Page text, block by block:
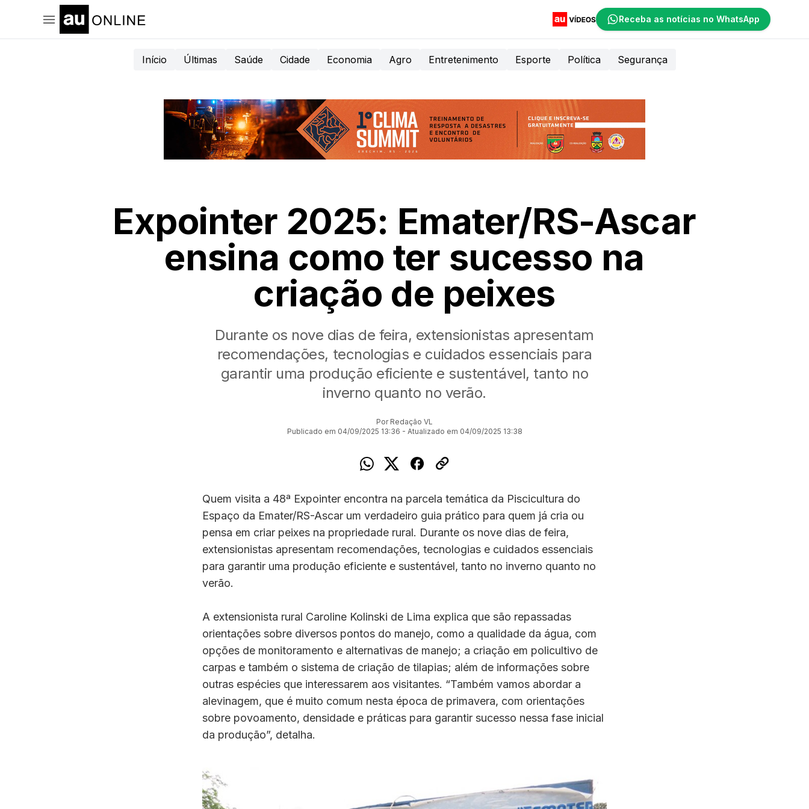
Receba as notícias no WhatsApp
Início Últimas Saúde Cidade Economia Agro Entretenimento Esporte Política Segurança
Expointer 2025: Emater/RS-Ascar
ensina como ter sucesso na
criação de peixes
Durante os nove dias de feira, extensionistas apresentam
recomendações, tecnologias e cuidados essenciais para
garantir uma produção eficiente e sustentável, tanto no
inverno quanto no verão.
Por Redação VL
Publicado em 04/09/2025 13:36 - Atualizado em 04/09/2025 13:38
Quem visita a 48ª Expointer encontra na parcela temática da Piscicultura do
Espaço da Emater/RS-Ascar um verdadeiro guia prático para quem já cria ou
pensa em criar peixes na propriedade rural. Durante os nove dias de feira,
extensionistas apresentam recomendações, tecnologias e cuidados essenciais
para garantir uma produção eficiente e sustentável, tanto no inverno quanto no
verão.
A extensionista rural Caroline Kolinski de Lima explica que são repassadas
orientações sobre diversos pontos do manejo, como a qualidade da água, com
opções de monitoramento e alternativas de manejo; a criação em policultivo de
carpas e também o sistema de criação de tilapias; além de informações sobre
outras espécies que interessarem aos visitantes. “Também vamos abordar a
alevinagem, que é muito comum nesta época de primavera, com orientações
sobre povoamento, densidade e práticas para garantir sucesso nessa fase inicial
da produção”, detalha.